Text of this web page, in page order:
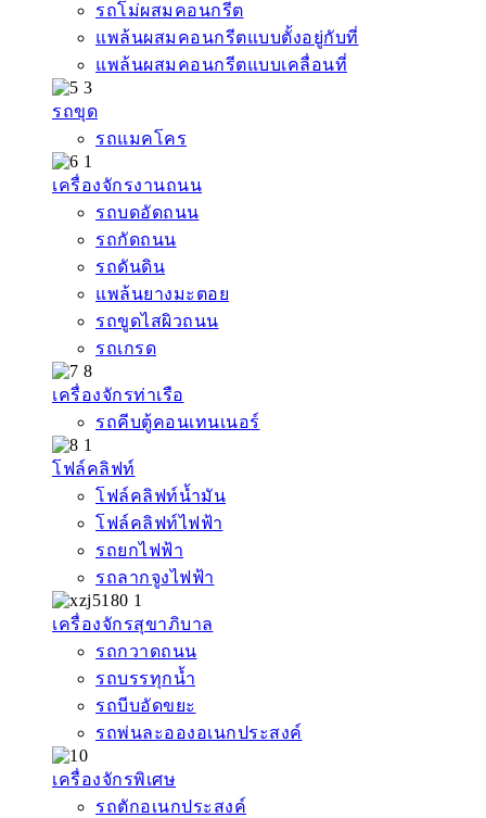
รถโม่ผสมคอนกรีต
แพล้นผสมคอนกรีตแบบตั้งอยู่กับที่
แพล้นผสมคอนกรีตแบบเคลื่อนที่
รถขุด
รถแมคโคร
เครื่องจักรงานถนน
รถบดอัดถนน
รถกัดถนน
รถดันดิน
แพล้นยางมะตอย
รถขูดไสผิวถนน
รถเกรด
เครื่องจักรท่าเรือ
รถคีบตู้คอนเทนเนอร์
โฟล์คลิฟท์
โฟล์คลิฟท์น้ำมัน
โฟล์คลิฟท์ไฟฟ้า
รถยกไฟฟ้า
รถลากจูงไฟฟ้า
เครื่องจักรสุขาภิบาล
รถกวาดถนน
รถบรรทุกน้ำ
รถบีบอัดขยะ
รถพ่นละอองอเนกประสงค์
เครื่องจักรพิเศษ
รถตักอเนกประสงค์